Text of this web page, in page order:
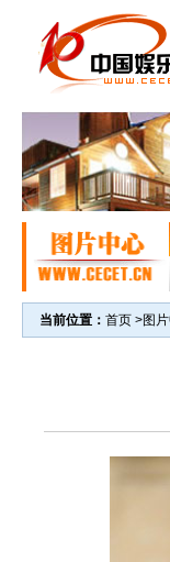
当前位置： 首页 >图